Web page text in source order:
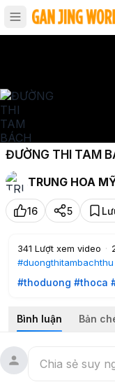
ĐƯỜNG THI TAM
HẠO NHIÊN
16 5
341 Lượt xem video ·
#duongthitambachthu
#thoduong #thoca
Bình luận Bản